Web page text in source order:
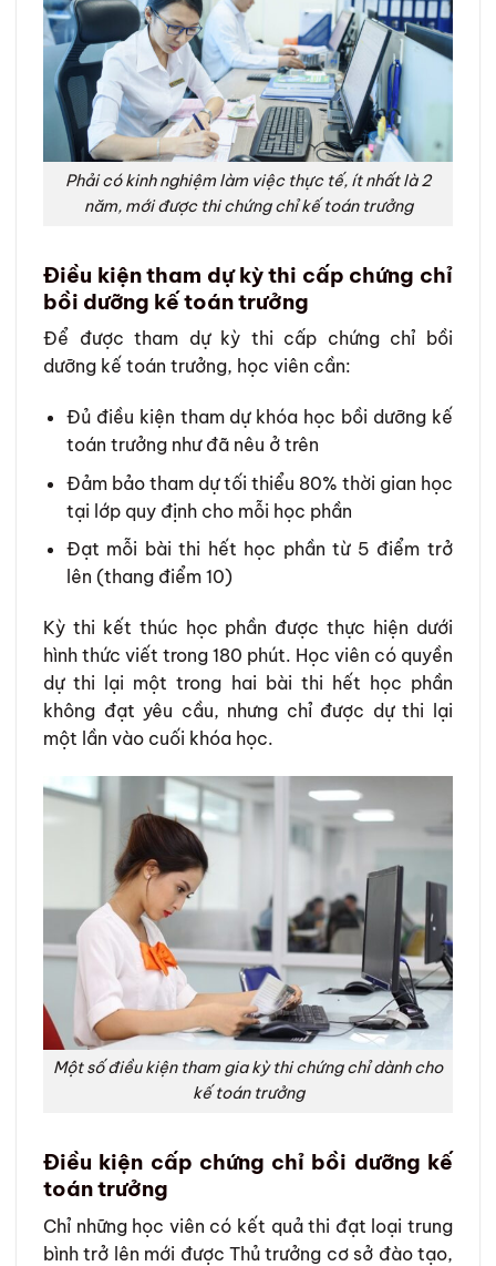
Phải có kinh nghiệm làm việc thực tế, ít nhất là 2
năm, mới được thi chứng chỉ kế toán trưởng
Điều kiện tham dự kỳ thi cấp chứng chỉ
bồi dưỡng kế toán trưởng
Để được tham dự kỳ thi cấp chứng chỉ bồi
dưỡng kế toán trưởng, học viên cần:
Đủ điều kiện tham dự khóa học bồi dưỡng kế
toán trưởng như đã nêu ở trên
Đảm bảo tham dự tối thiểu 80% thời gian học
tại lớp quy định cho mỗi học phần
Đạt mỗi bài thi hết học phần từ 5 điểm trở
lên (thang điểm 10)
Kỳ thi kết thúc học phần được thực hiện dưới
hình thức viết trong 180 phút. Học viên có quyền
dự thi lại một trong hai bài thi hết học phần
không đạt yêu cầu, nhưng chỉ được dự thi lại
một lần vào cuối khóa học.
Một số điều kiện tham gia kỳ thi chứng chỉ dành cho
kế toán trưởng
Điều kiện cấp chứng chỉ bồi dưỡng kế
toán trưởng
Chỉ những học viên có kết quả thi đạt loại trung
bình trở lên mới được Thủ trưởng cơ sở đào tạo,